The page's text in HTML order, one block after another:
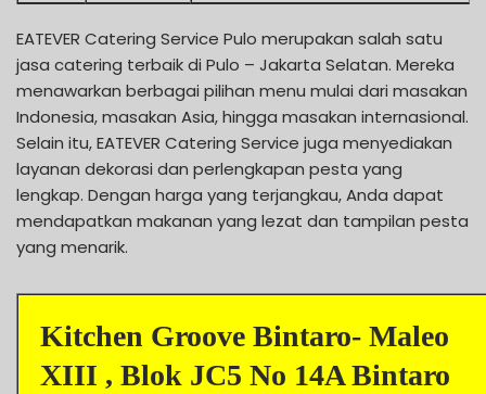
EATEVER Catering Service Pulo merupakan salah satu
jasa catering terbaik di Pulo – Jakarta Selatan. Mereka
menawarkan berbagai pilihan menu mulai dari masakan
Indonesia, masakan Asia, hingga masakan internasional.
Selain itu, EATEVER Catering Service juga menyediakan
layanan dekorasi dan perlengkapan pesta yang
lengkap. Dengan harga yang terjangkau, Anda dapat
mendapatkan makanan yang lezat dan tampilan pesta
yang menarik.
Kitchen Groove Bintaro- Maleo
XIII , Blok JC5 No 14A Bintaro